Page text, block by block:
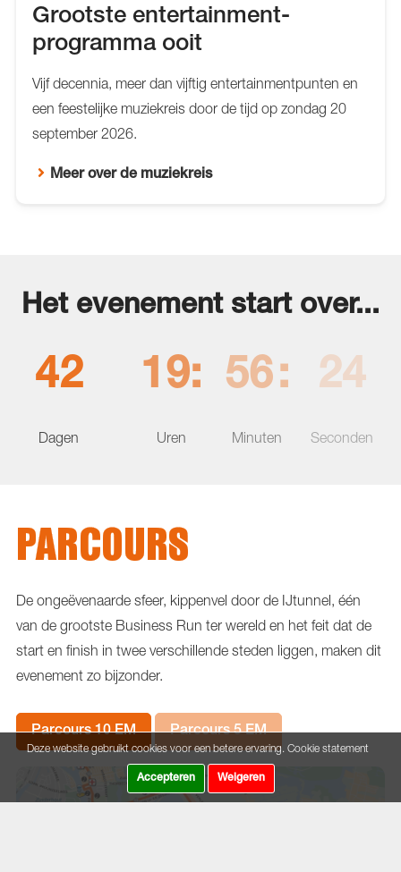
Grootste entertainment-
programma ooit
Vijf decennia, meer dan vijftig entertainmentpunten en
een feestelijke muziekreis door de tijd op zondag 20
september 2026.
Meer over de muziekreis
Het evenement start over...
42
Dagen
19
Uren
56
Minuten
23
Seconden
PARCOURS
De ongeëvenaarde sfeer, kippenvel door de IJtunnel, één
van de grootste Business Run ter wereld en het feit dat de
start en finish in twee verschillende steden liggen, maken dit
evenement zo bijzonder.
Parcours 10 EM Parcours 5 EM
Deze website gebruikt cookies voor een betere ervaring. Cookie statement
Accepteren Weigeren